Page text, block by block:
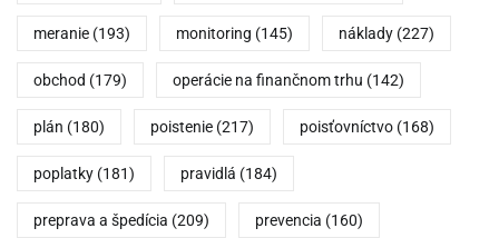
meranie (193) monitoring (145) náklady (227)
obchod (179) operácie na finančnom trhu (142)
plán (180) poistenie (217) poisťovníctvo (168)
poplatky (181) pravidlá (184)
preprava a špedícia (209) prevencia (160)